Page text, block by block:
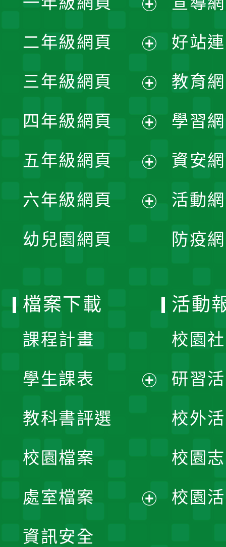
開
選
單
二年級網頁
開
選
單
三年級網頁
開
選
單
四年級網頁
開
選
五年級網頁
開
六年級網頁
幼兒園網頁
好站
教育
學習
資安
活動
防疫
檔案下載
課程計畫
學生課表
單
教科書評選
校園檔案
處室檔案
資訊安全
活動
校園
研習
校外
校園
校園